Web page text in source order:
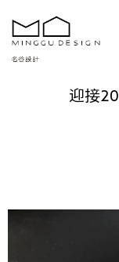
迎接